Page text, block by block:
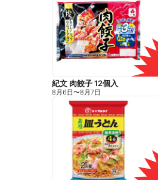
紀文 肉餃子 12個入
8月6日〜8月7日